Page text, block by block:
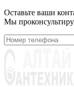
Оставьте ваши
Мы